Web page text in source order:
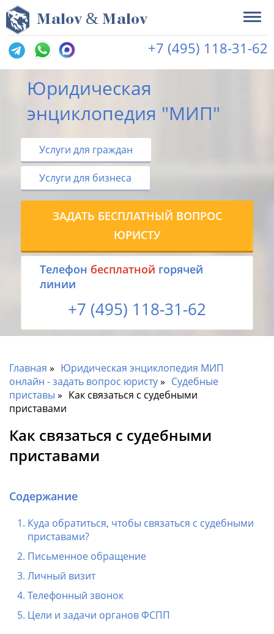
Malov & Malov
+7 (495) 118-31-62
Юридическая
энциклопедия "МИП"
Услуги для граждан
Услуги для бизнеса
ЗАДАТЬ БЕСПЛАТНЫЙ ВОПРОС
ЮРИСТУ
Tелефон бесплатной горячей
линии
+7 (495) 118-31-62
Главная
Юридическая энциклопедия МИП
онлайн - задать вопрос юристу
Судебные
приставы
Как связаться с судебными
приставами
Как связаться с судебными
приставами
Содержание
Куда обратиться, чтобы связаться с судебными
приставами?
Письменное обращение
Личный визит
Телефонный звонок
Цели и задачи органов ФСПП